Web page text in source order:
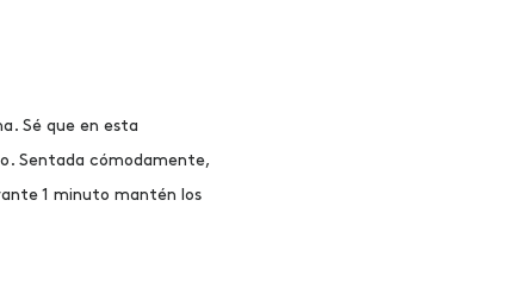
Sé que en esta
Sentada cómodamente,
1 minuto mantén los